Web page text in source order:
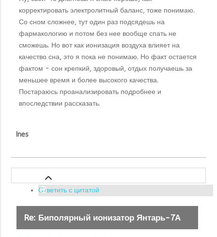
корректировать электролитный баланс, тоже понимаю.
Со сном сложнее, тут один раз подсядешь на
фармакологию и потом без нее вообще спать не
сможешь. Но вот как ионизация воздуха влияет на
качество сна, это я пока не понимаю. Но факт остается
фактом - сон крепкий, здоровый, отдых получаешь за
меньшее время и более высокого качества.
Постараюсь проанализировать подробнее и
впоследствии рассказать.
Ines
Ответить с цитатой
Re: Биполярный ионизатор Янтарь-7А